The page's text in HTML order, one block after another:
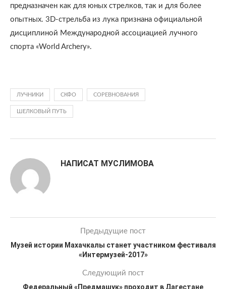
предназначен как для юных стрелков, так и для более
опытных. 3D-стрельба из лука признана официальной
дисциплиной Международной ассоциацией лучного
спорта «World Archery».
ЛУЧНИКИ СКФО СОРЕВНОВАНИЯ
ШЕЛКОВЫЙ ПУТЬ
НАПИСАТ МУСЛИМОВА
Предыдущие пост
Музей истории Махачкалы станет участником фестиваля
«Интермузей-2017»
Следующий пост
Федеральный «Предмашук» проходит в Дагестане